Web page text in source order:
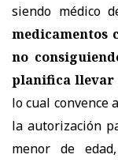
siendo médico
medicamentos
no
planifica llevar
lo cual convence
la autorización
menor de